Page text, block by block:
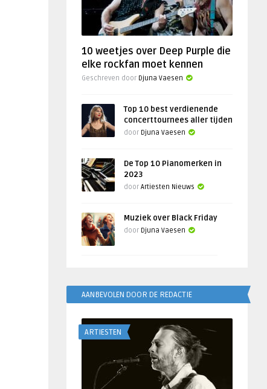
10 weetjes over Deep Purple die
elke rockfan moet kennen
Geschreven door Djuna Vaesen
Top 10 best verdienende
concerttournees aller tijden
door Djuna Vaesen
De Top 10 Pianomerken in
2023
door Artiesten Nieuws
Muziek over Black Friday
door Djuna Vaesen
AANBEVOLEN DOOR DE REDACTIE
ARTIESTEN